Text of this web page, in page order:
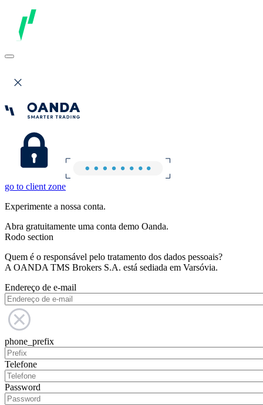
go to client zone
Experimente a nossa conta.
Abra gratuitamente uma conta demo Oanda.
Rodo section
Quem é o responsável pelo tratamento dos dados pessoais?
A OANDA TMS Brokers S.A. está sediada em Varsóvia.
Endereço de e-mail
phone_prefix
Telefone
Password